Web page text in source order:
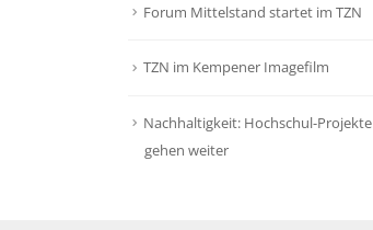
Forum Mittelstand startet im TZN
TZN im Kempener Imagefilm
Nachhaltigkeit: Hochschul-Projekte
gehen weiter